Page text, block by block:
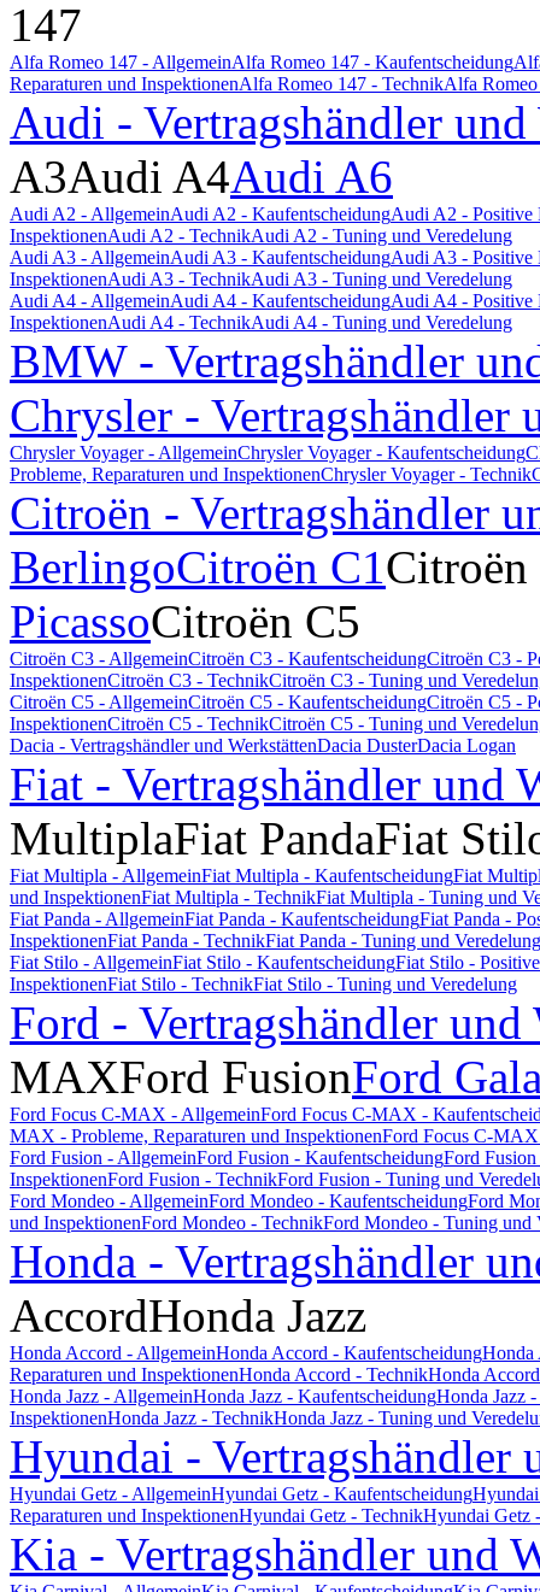
147
Alfa Romeo 147 - AllgemeinAlfa Romeo 147 - Kaufentscheidung
Reparaturen und InspektionenAlfa Romeo 147 - TechnikAlfa
Audi - Vertragshändler und
A3Audi A4Audi A6
Audi A2 - AllgemeinAudi A2 - KaufentscheidungAudi A2 - Positive
InspektionenAudi A2 - TechnikAudi A2 - Tuning und Veredelung
Audi A3 - AllgemeinAudi A3 - KaufentscheidungAudi A3 - Positive
InspektionenAudi A3 - TechnikAudi A3 - Tuning und Veredelung
Audi A4 - AllgemeinAudi A4 - KaufentscheidungAudi A4 - Positive
InspektionenAudi A4 - TechnikAudi A4 - Tuning und Veredelung
BMW - Vertragshändler
Chrysler - Vertragshändler
Chrysler Voyager - AllgemeinChrysler Voyager - Kaufentscheidung
Probleme, Reparaturen und InspektionenChrysler Voyager - Technik
Citroën - Vertragshändler
BerlingoCitroën C1Citroën
PicassoCitroën C5
Citroën C3 - AllgemeinCitroën C3 - KaufentscheidungCitroën C3 -
InspektionenCitroën C3 - TechnikCitroën C3 - Tuning und
Citroën C5 - AllgemeinCitroën C5 - KaufentscheidungCitroën C5 -
InspektionenCitroën C5 - TechnikCitroën C5 - Tuning und
Dacia - Vertragshändler und WerkstättenDacia DusterDacia Logan
Fiat - Vertragshändler und
MultiplaFiat PandaFiat
Fiat Multipla - AllgemeinFiat Multipla - KaufentscheidungFiat
und InspektionenFiat Multipla - TechnikFiat Multipla - Tuning und
Fiat Panda - AllgemeinFiat Panda - KaufentscheidungFiat Panda -
InspektionenFiat Panda - TechnikFiat Panda - Tuning und Veredelung
Fiat Stilo - AllgemeinFiat Stilo - KaufentscheidungFiat Stilo -
InspektionenFiat Stilo - TechnikFiat Stilo - Tuning und Veredelung
Ford - Vertragshändler und
MAXFord FusionFord
Ford Focus C-MAX - AllgemeinFord Focus C-MAX -
MAX - Probleme, Reparaturen und InspektionenFord Focus C-
Ford Fusion - AllgemeinFord Fusion - KaufentscheidungFord
InspektionenFord Fusion - TechnikFord Fusion - Tuning und
Ford Mondeo - AllgemeinFord Mondeo - KaufentscheidungFord
und InspektionenFord Mondeo - TechnikFord Mondeo - Tuning und
Honda - Vertragshändler
AccordHonda Jazz
Honda Accord - AllgemeinHonda Accord - KaufentscheidungHonda
Reparaturen und InspektionenHonda Accord - TechnikHonda
Honda Jazz - AllgemeinHonda Jazz - KaufentscheidungHonda Jazz
InspektionenHonda Jazz - TechnikHonda Jazz - Tuning und
Hyundai - Vertragshändler
Hyundai Getz - AllgemeinHyundai Getz - Kaufentscheidung
Reparaturen und InspektionenHyundai Getz - TechnikHyundai Getz
Kia - Vertragshändler und